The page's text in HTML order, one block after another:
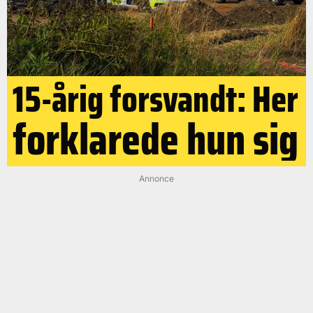
15-årig forsvandt: Her
forklarede hun sig
Annonce